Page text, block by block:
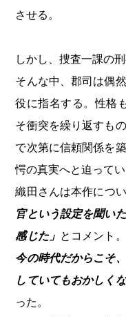
させる。
しかし、捜査一課の
そんな中、郡司は偶
役に指名する。性格
そ衝突を繰り返すも
で次第に信頼関係を
愕の真実へと迫ってい
織田さんは本作につい
官という設定を聞い
感じた」 とコメント
今の時代だからこそ
していてもおかしく
った。